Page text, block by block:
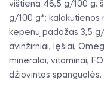
vištiena 46,5 g/100 g;
g/100 g*; kalakutienos
kepenų padažas 3,5
avinžirniai, lęšiai,
mineralai, vitaminai,
džiovintos spanguolės,